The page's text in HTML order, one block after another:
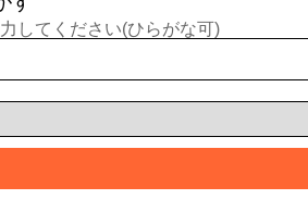
してください(ひらがな可)